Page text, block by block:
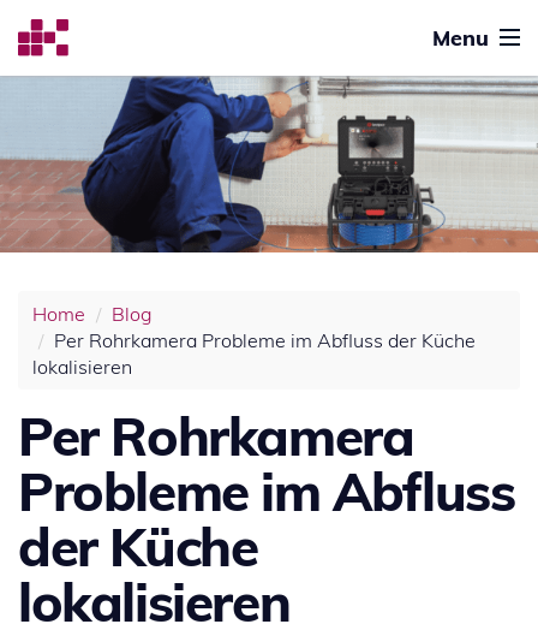
Menu
Home
Blog
Per Rohrkamera Probleme im Abfluss der Küche
lokalisieren
Per Rohrkamera
Probleme im Abfluss
der Küche
lokalisieren